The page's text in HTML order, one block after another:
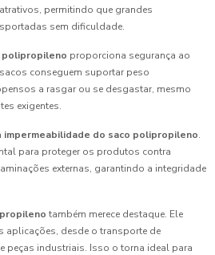
permitindo que grandes
sem dificuldade.
proporciona segurança ao
conseguem suportar peso
a rasgar ou se desgastar, mesmo
exigentes.
impermeabilidade do saco polipropileno.
para proteger os produtos contra
externas, garantindo a integridade
também merece destaque. Ele
aplicações, desde o transporte de
peças industriais. Isso o torna ideal para